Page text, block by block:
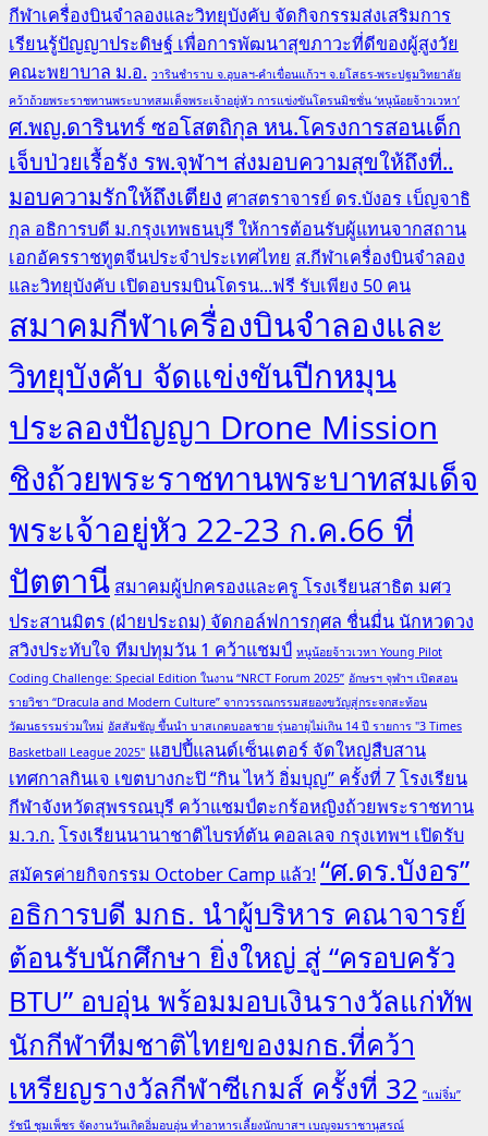
กีฬาเครื่องบินจำลองและวิทยุบังคับ จัดกิจกรรมส่งเสริมการ
เรียนรู้ปัญญาประดิษฐ์ เพื่อการพัฒนาสุขภาวะที่ดีของผู้สูงวัย
คณะพยาบาล ม.อ. วารินชำราบ จ.อุบลฯ-คำเขื่อนแก้วฯ จ.ยโสธร-พระปฐมวิทยาลัย
คว้าถ้วยพระราชทานพระบาทสมเด็จพระเจ้าอยู่หัว การแข่งขันโดรนมิชชั่น ‘หนูน้อยจ้าวเวหา’
ศ.พญ.ดารินทร์ ซอโสตถิกุล หน.โครงการสอนเด็ก
เจ็บป่วยเรื้อรัง รพ.จุฬาฯ ส่งมอบความสุขให้ถึงที่..
มอบความรักให้ถึงเตียง ศาสตราจารย์ ดร.บังอร เบ็ญจาธิ
กุล อธิการบดี ม.กรุงเทพธนบุรี ให้การต้อนรับผู้แทนจากสถาน
เอกอัครราชทูตจีนประจำประเทศไทย ส.กีฬาเครื่องบินจำลอง
และวิทยุบังคับ เปิดอบรมบินโดรน...ฟรี รับเพียง 50 คน
สมาคมกีฬาเครื่องบินจำลองและ
วิทยุบังคับ จัดแข่งขันปีกหมุน
ประลองปัญญา Drone Mission
ชิงถ้วยพระราชทานพระบาทสมเด็จ
พระเจ้าอยู่หัว 22-23 ก.ค.66 ที่
ปัตตานี สมาคมผู้ปกครองและครู โรงเรียนสาธิต มศว
ประสานมิตร (ฝ่ายประถม) จัดกอล์ฟการกุศล ชื่นมื่น นักหวดวง
สวิงประทับใจ ทีมปทุมวัน 1 คว้าแชมป์ หนูน้อยจ้าวเวหา Young Pilot
Coding Challenge: Special Edition ในงาน “NRCT Forum 2025” อักษรฯ จุฬาฯ เปิดสอน
รายวิชา “Dracula and Modern Culture” จากวรรณกรรมสยองขวัญสู่กระจกสะท้อน
วัฒนธรรมร่วมใหม่ อัสสัมชัญ ขึ้นนำ บาสเกตบอลชาย รุ่นอายุไม่เกิน 14 ปี รายการ "3 Times
Basketball League 2025" แฮปปี้แลนด์เซ็นเตอร์ จัดใหญ่สืบสาน
เทศกาลกินเจ เขตบางกะปิ “กิน ไหว้ อิ่มบุญ” ครั้งที่ 7โรงเรียน
กีฬาจังหวัดสุพรรณบุรี คว้าแชมป์ตะกร้อหญิงถ้วยพระราชทาน
ม.ว.ก.โรงเรียนนานาชาติไบรท์ตัน คอลเลจ กรุงเทพฯ เปิดรับ
สมัครค่ายกิจกรรม October Camp แล้ว!“ศ.ดร.บังอร”
อธิการบดี มกธ. นำผู้บริหาร คณาจารย์
ต้อนรับนักศึกษา ยิ่งใหญ่ สู่ “ครอบครัว
BTU” อบอุ่น พร้อมมอบเงินรางวัลแก่ทัพ
นักกีฬาทีมชาติไทยของมกธ.ที่คว้า
เหรียญรางวัลกีฬาซีเกมส์ ครั้งที่ 32 “แม่จิ๋ม”
รัชนี ชุมเพ็ชร จัดงานวันเกิดอิ่มอบอุ่น ทำอาหารเลี้ยงนักบาสฯ เบญจมราชานุสรณ์